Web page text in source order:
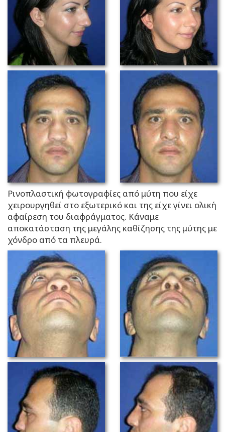
Ρινοπλαστική φωτογραφίες από μύτη που είχε
χειρουργηθεί στο εξωτερικό και της είχε γίνει ολική
αφαίρεση του διαφράγματος. Κάναμε
αποκατάσταση της μεγάλης καθίζησης της μύτης με
χόνδρο από τα πλευρά.